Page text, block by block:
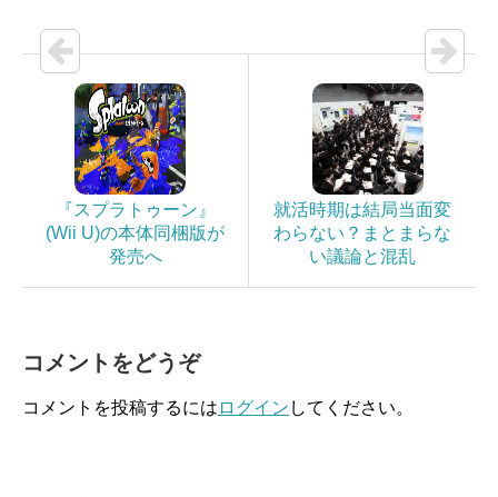
『スプラトゥーン』
(Wii U)の本体同梱版が
発売へ
就活時期は結局当面変
わらない？まとまらな
い議論と混乱
コメントをどうぞ
コメントを投稿するには ログイン してください。